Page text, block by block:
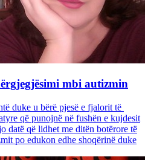
mbi autizmin
duke u bërë pjesë e fjalorit të
që punojnë në fushën e kujdesit
datë që lidhet me ditën botërore të
po edukon edhe shoqërinë duke